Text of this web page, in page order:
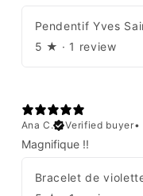
5 ★ · 1 review
Ana C.
Verified buyer•
Magnifique !!